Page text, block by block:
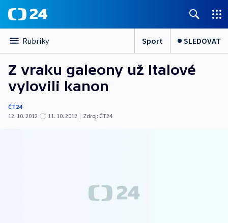
Rubriky Sport SLEDOVAT
Z vraku galeony už Italové
vylovili kanon
ČT24
12. 10. 2012
11. 10. 2012 | Zdroj: ČT24